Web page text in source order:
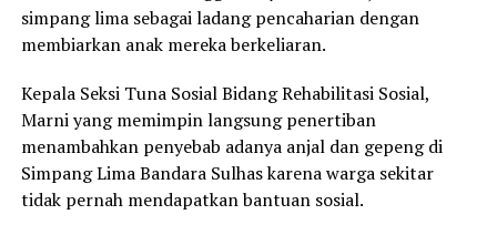
simpang lima sebagai ladang pencaharian dengan
membiarkan anak mereka berkeliaran.
Kepala Seksi Tuna Sosial Bidang Rehabilitasi Sosial,
Marni yang memimpin langsung penertiban
menambahkan penyebab adanya anjal dan gepeng di
Simpang Lima Bandara Sulhas karena warga sekitar
tidak pernah mendapatkan bantuan sosial.